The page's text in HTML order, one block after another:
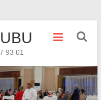
93 01